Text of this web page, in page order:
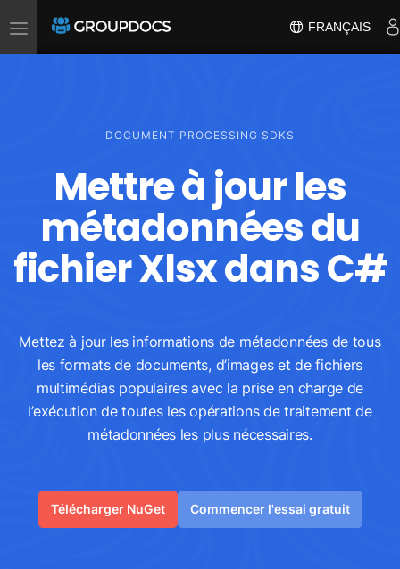
Toggle
navigation
FRANÇAIS
DOCUMENT PROCESSING SDKS
Mettre à jour les
métadonnées du
fichier Xlsx dans C#
Mettez à jour les informations de métadonnées de tous
les formats de documents, d’images et de fichiers
multimédias populaires avec la prise en charge de
l’exécution de toutes les opérations de traitement de
métadonnées les plus nécessaires.
Télécharger NuGet Commencer l'essai gratuit